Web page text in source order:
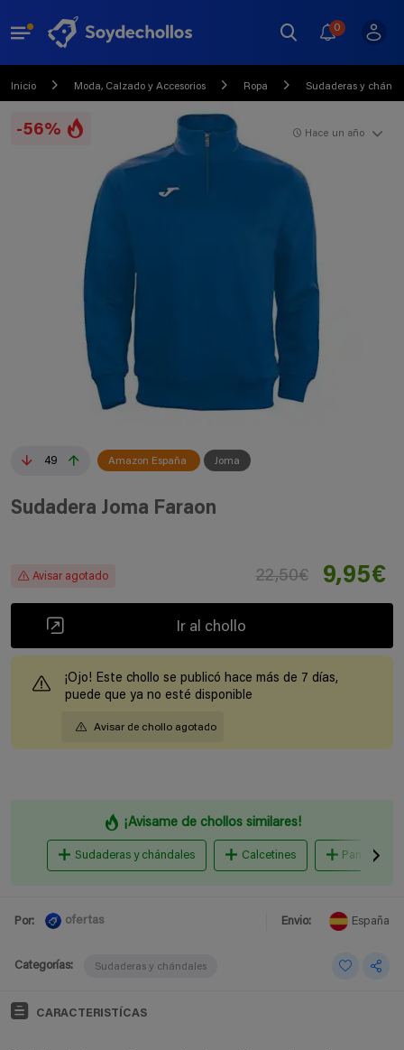
0
Inicio Moda, Calzado y Accesorios Ropa Sudaderas y
-56%
49 Amazon España Joma
Hace un año
Sudadera Joma Faraon
Avisar agotado 22,50€ 9,95€
Ir al chollo
¡Ojo! Este chollo se publicó hace más de 7 días,
puede que ya no esté disponible
Avisar de chollo agotado
¡Avisame de chollos similares!
Sudaderas y chándales Calcetines Pantalones
Por: ofertas Envio: España
Categorías: Sudaderas y chándales
CARACTERISTÍCAS